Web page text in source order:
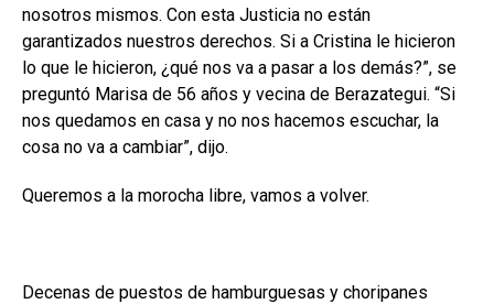
nosotros mismos. Con esta Justicia no están
garantizados nuestros derechos. Si a Cristina le hicieron
lo que le hicieron, ¿qué nos va a pasar a los demás?”, se
preguntó Marisa de 56 años y vecina de Berazategui. “Si
nos quedamos en casa y no nos hacemos escuchar, la
cosa no va a cambiar”, dijo.
Queremos a la morocha libre, vamos a volver.
Decenas de puestos de hamburguesas y choripanes